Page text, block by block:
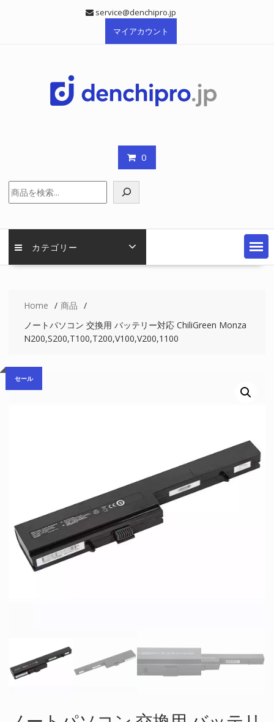
service@denchipro.jp
マイアカウント
0
索
カテゴリー
Home
商品
ノートパソコン 交換用 バッテリー対応 ChiliGreen Monza
N200,S200,T100,T200,V100,V200,1100
セール